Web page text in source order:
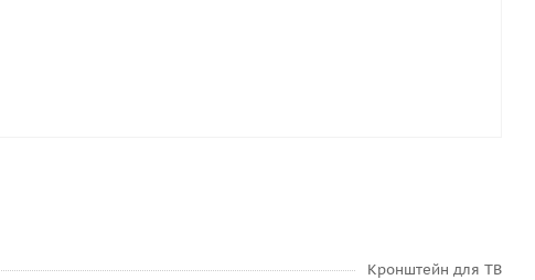
Кронштейн для ТВ